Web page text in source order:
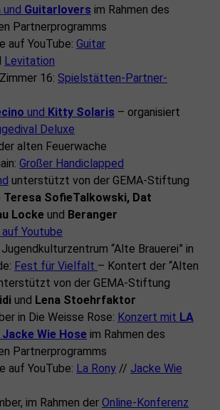
und Guitarlovers im Rahmen des
Partnerprogramms
auf YouTube: Guitar
Levitation
16: Spielstätten-Partner-
und Kitty Solaris – organisiert
Deluxe
alten Feuerwache
Großer Handiclapped
unterstützt von der GEMA-Stiftung
Teresa SofieTalkowski, Dat
Locke und Beranger
Youtube
“Alte Brauerei” in
Fest für Vielfalt – Kontert der “Alten
von der GEMA-Stiftung
und Lena Stoehrfaktor
in Die Weisse Rose: Konzert mit LA
Jacke Wie Hose im Rahmen des
Partnerprogramms
auf YouTube: La Rony // Jacke Wie
im Rahmen der Online-Konferenz